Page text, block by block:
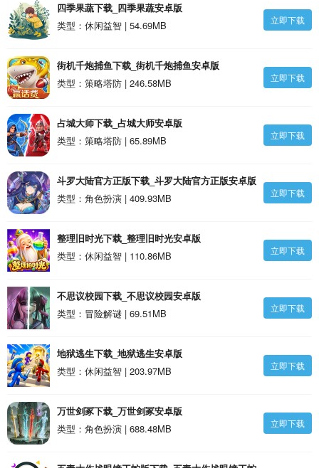
四季果蔬下载_四季果蔬安卓版
类型：休闲益智 | 54.69MB
立即下载
街机千炮捕鱼下载_街机千炮捕鱼安卓版
类型：策略塔防 | 246.58MB
立即下载
占城大师下载_占城大师安卓版
类型：策略塔防 | 65.89MB
立即下载
斗罗大陆官方正版下载_斗罗大陆官方正版安卓版
类型：角色扮演 | 409.93MB
立即下载
整理旧时光下载_整理旧时光安卓版
类型：休闲益智 | 110.86MB
立即下载
不思议校园下载_不思议校园安卓版
类型：冒险解谜 | 69.51MB
立即下载
地狱逃生下载_地狱逃生安卓版
类型：休闲益智 | 203.97MB
立即下载
万世剑冢下载_万世剑冢安卓版
类型：角色扮演 | 688.48MB
立即下载